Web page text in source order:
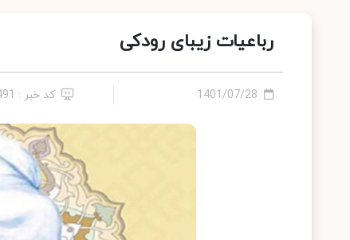
رباعیات زیبای رودکی
1401/07/28 کد خبر : 23491